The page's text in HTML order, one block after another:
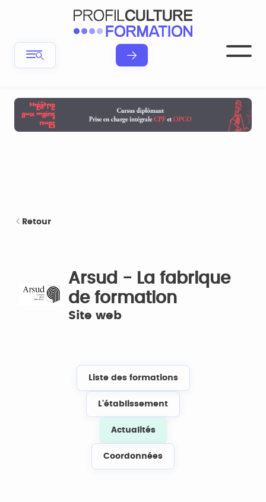
Retour
Arsud - La fabrique
de formation
Site web
Liste des formations
L'établissement
Actualités
Coordonnées